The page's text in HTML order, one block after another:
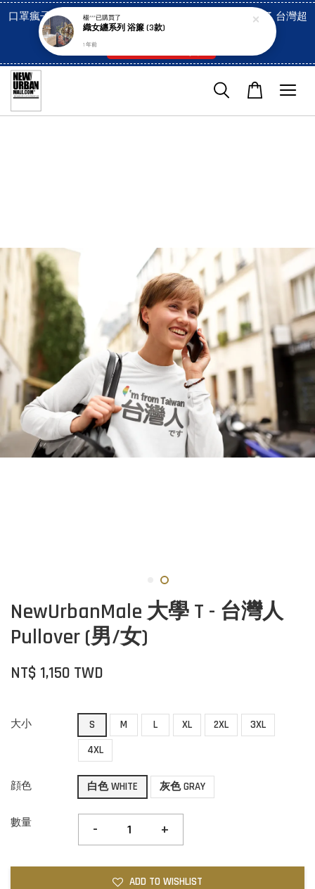
口罩瘋子官網, 放心訂購! 香港澳門信用卡付費已經開啓了 台灣超
市貨到付款也是!
NewUrbanMale 大學 T - 台灣人
Pullover (男/女)
NT$ 1,150 TWD
大小 S M L XL 2XL
3XL
4XL
顔色 白色 WHITE 灰色 GRAY
數量 - +
ADD TO WISHLIST
楊***已購買了
織女纏系列 浴簾 (3款)
1 年前